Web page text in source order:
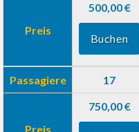
Preis
500,00 €
Buchen
Passagiere 17
Preis
750,00 €